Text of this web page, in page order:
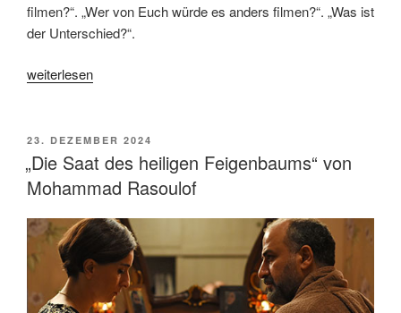
filmen?“. „Wer von Euch würde es anders filmen?“. „Was ist
der Unterschied?“.
„„Filmstunde_23“
Reitz
und
Jörg
weiterlesen
VERÖFFENTLICHT
AM
23. DEZEMBER 2024
„Die Saat des heiligen Feigenbaums“ von
Mohammad Rasoulof